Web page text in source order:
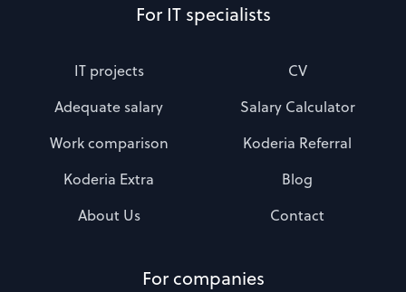
For IT specialists
IT projects
CV
Adequate salary
Salary Calculator
Work comparison
Koderia Referral
Koderia Extra
Blog
About Us
Contact
For companies